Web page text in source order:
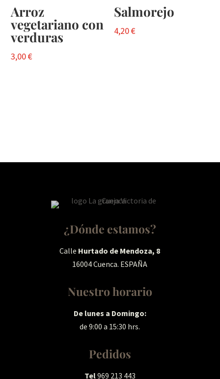
Arroz
vegetariano con
verduras
3,00€
Salmorejo
4,20€
¿Dónde estamos?
Calle Hurtado de Mendoza, 8
16004 Cuenca. ESPAÑA
Nuestro horario
De lunes a Domingo:
de 9:00 a 15:30 hrs.
Pedidos
Tel969 213 443